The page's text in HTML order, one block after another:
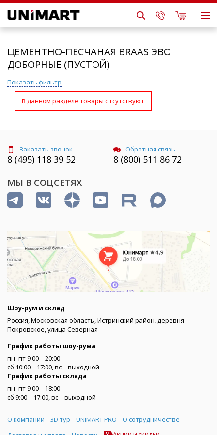
ЦЕМЕНТНО-ПЕСЧАНАЯ BRAAS ЭВО
ДОБОРНЫЕ (ПУСТОЙ)
В данном разделе товары отсутствуют
Показать фильтр
Заказать звонок
8 (495) 118 39 52
Обратная связь
8 (800) 511 86 72
МЫ В СОЦСЕТЯХ
Шоу-рум и склад
Россия, Московская область, Истринский район, деревня
Покровское, улица Северная
График работы шоу-рума
пн–пт 9:00 – 20:00
сб 10:00 – 17:00, вс – выходной
График работы склада
пн–пт 9:00 – 18:00
сб 9:00 – 17:00, вс – выходной
Меню
О компании 3D тур UNIMART PRO
О сотрудничестве